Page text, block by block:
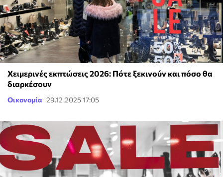
Χειμερινές εκπτώσεις 2026: Πότε ξεκινούν και πόσο θα
διαρκέσουν
Οικονομία 29.12.2025 17:05